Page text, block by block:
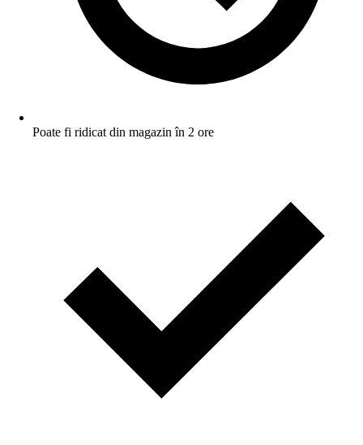
Poate fi ridicat din magazin în 2 ore